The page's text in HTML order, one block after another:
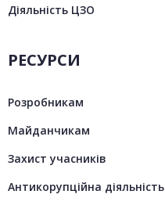
Діяльність ЦЗО
РЕСУРСИ
Розробникам
Майданчикам
Захист учасників
Антикорупційна діяльність